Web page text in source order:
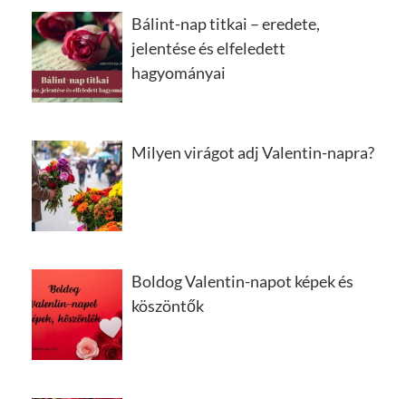
Bálint-nap titkai – eredete,
jelentése és elfeledett
hagyományai
Milyen virágot adj Valentin-napra?
Boldog Valentin-napot képek és
köszöntők